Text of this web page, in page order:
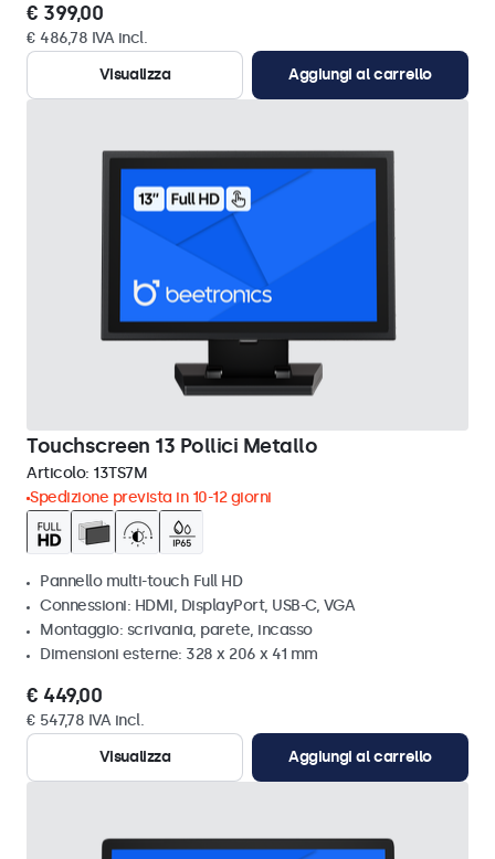
€ 399,00
€ 486,78 IVA incl.
Visualizza
Aggiungi al carrello
Touchscreen 13 Pollici Metallo
Articolo: 13TS7M
Spedizione prevista in 10-12 giorni
Pannello multi-touch Full HD
Connessioni: HDMI, DisplayPort, USB-C, VGA
Montaggio: scrivania, parete, incasso
Dimensioni esterne: 328 x 206 x 41 mm
€ 449,00
€ 547,78 IVA incl.
Visualizza
Aggiungi al carrello